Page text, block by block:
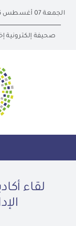
content
الجمعة 07 أغسطس 2026
صحيفة إلكترونية
لقاء